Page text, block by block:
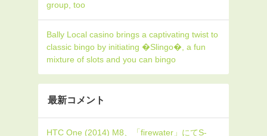
group, too
Bally Local casino brings a captivating twist to
classic bingo by initiating �Slingo�, a fun
mixture of slots and you can bingo
最新コメント